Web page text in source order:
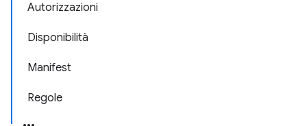
Autorizzazioni
Disponibilità
Manifest
Regole